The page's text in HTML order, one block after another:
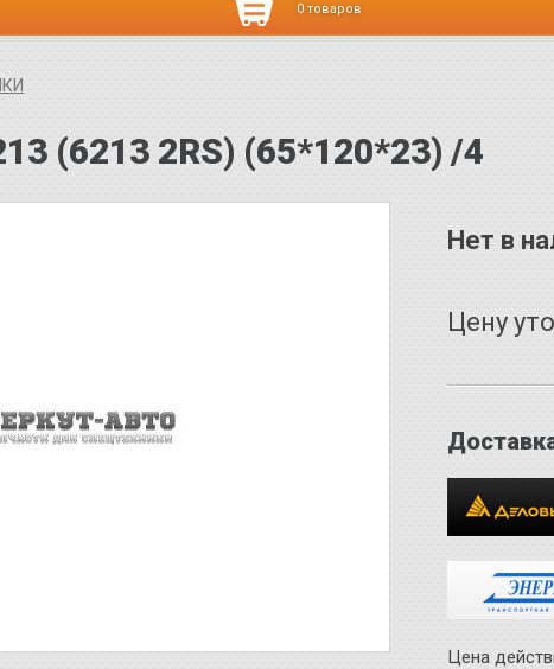
0 товаров
(6213 2RS) (65*120*23) /4
Нет в
Цену
Цена